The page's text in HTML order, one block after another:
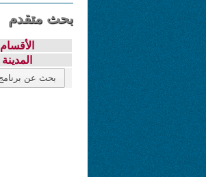
بحث متقدم
الأقسام
المدينة